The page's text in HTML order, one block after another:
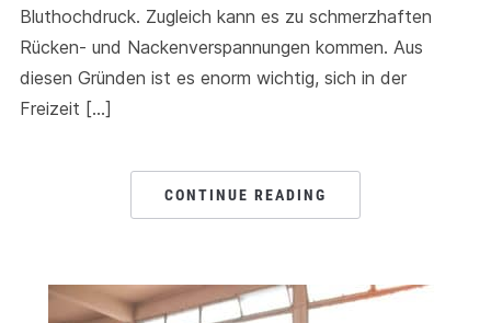
Bluthochdruck. Zugleich kann es zu schmerzhaften
Rücken- und Nackenverspannungen kommen. Aus
diesen Gründen ist es enorm wichtig, sich in der
Freizeit […]
CONTINUE READING